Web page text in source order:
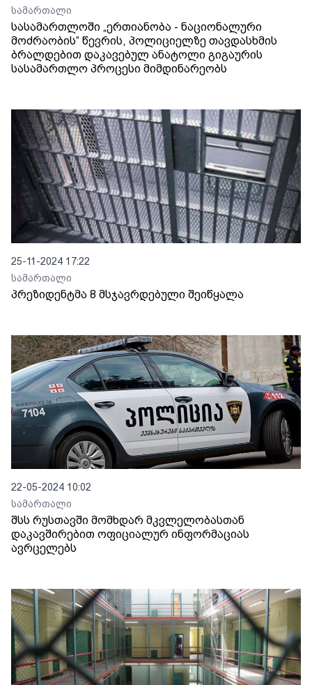
სამართალი
სასამართლოში „ერთიანობა - ნაციონალური
მოძრაობის“ წევრის, პოლიციელზე თავდასხმის
ბრალდებით დაკავებულ ანატოლი გიგაურის
სასამართლო პროცესი მიმდინარეობს
25-11-2024 17:22
სამართალი
პრეზიდენტმა 8 მსჯავრდებული შეიწყალა
22-05-2024 10:02
სამართალი
შსს რუსთავში მომხდარ მკვლელობასთან
დაკავშირებით ოფიციალურ ინფორმაციას
ავრცელებს